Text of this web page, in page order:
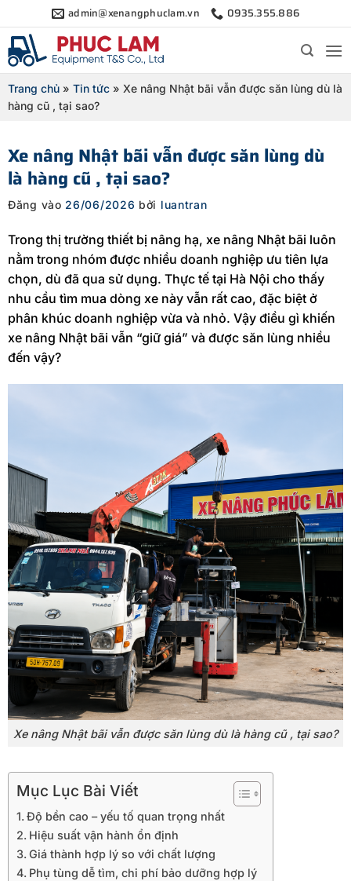
qua
nội
dung
admin@xenangphuclam.vn 0935.355.886
Trang chủ » Tin tức » Xe nâng Nhật bãi vẫn được săn lùng dù là
hàng cũ , tại sao?
Xe nâng Nhật bãi vẫn được săn lùng dù
là hàng cũ , tại sao?
Đăng vào 26/06/2026 bởi luantran
Trong thị trường thiết bị nâng hạ, xe nâng Nhật bãi luôn
nằm trong nhóm được nhiều doanh nghiệp ưu tiên lựa
chọn, dù đã qua sử dụng. Thực tế tại Hà Nội cho thấy
nhu cầu tìm mua dòng xe này vẫn rất cao, đặc biệt ở
phân khúc doanh nghiệp vừa và nhỏ. Vậy điều gì khiến
xe nâng Nhật bãi vẫn “giữ giá” và được săn lùng nhiều
đến vậy?
Xe nâng Nhật bãi vẫn được săn lùng dù là hàng cũ , tại sao?
Mục Lục Bài Viết
Độ bền cao – yếu tố quan trọng nhất
Hiệu suất vận hành ổn định
Giá thành hợp lý so với chất lượng
Phụ tùng dễ tìm, chi phí bảo dưỡng hợp lý